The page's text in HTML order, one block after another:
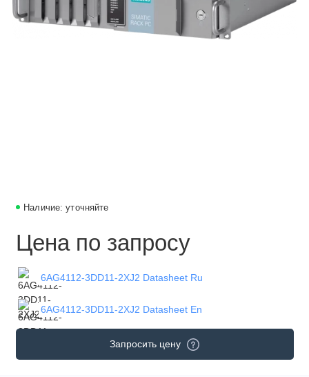
Наличие: уточняйте
Цена по запросу
6AG4112-3DD11-2XJ2 Datasheet Ru
6AG4112-3DD11-2XJ2 Datasheet En
Запросить цену